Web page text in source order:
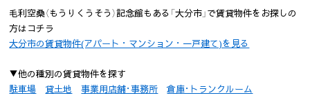
毛利空桑（もうりくうそう）記念館もある「大分市」で賃貸物件をお探しの
方はコチラ
大分市の賃貸物件(アパート・マンション・一戸建て)を見る
▼他の種別の賃貸物件を探す
駐車場
貸土地 事業用店舗･事務所 倉庫･トランクルーム